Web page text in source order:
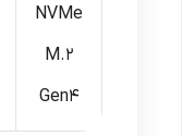
NVMe
M.2
Gen4